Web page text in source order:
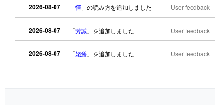
2026-08-07 「憚 」の読み方を追加しました User feedback
2026-08-07 「芳誠 」を追加しました User feedback
2026-08-07 「姥鱶 」を追加しました User feedback